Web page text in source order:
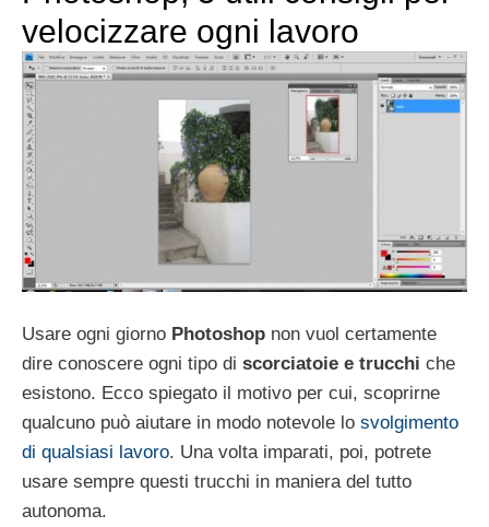
velocizzare ogni lavoro
Usare ogni giorno Photoshop non vuol certamente
dire conoscere ogni tipo di scorciatoie e trucchi che
esistono. Ecco spiegato il motivo per cui, scoprirne
qualcuno può aiutare in modo notevole lo svolgimento
di qualsiasi lavoro. Una volta imparati, poi, potrete
usare sempre questi trucchi in maniera del tutto
autonoma.